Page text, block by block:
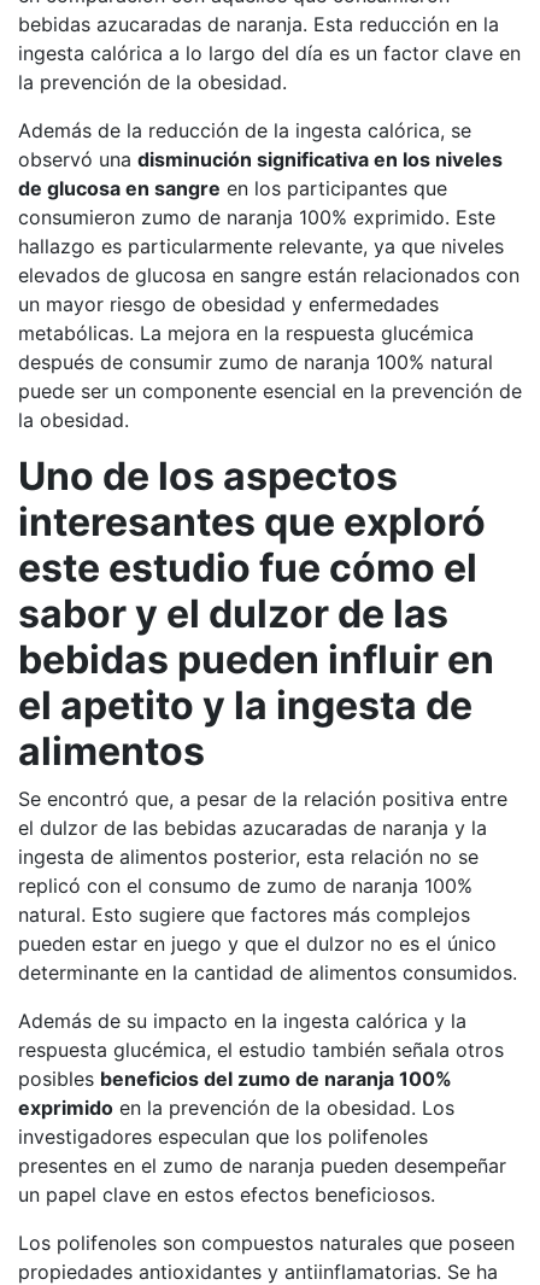
bebidas azucaradas de naranja. Esta reducción en la
ingesta calórica a lo largo del día es un factor clave en
la prevención de la obesidad.
Además de la reducción de la ingesta calórica, se
observó una disminución significativa en los niveles
de glucosa en sangre en los participantes que
consumieron zumo de naranja 100% exprimido. Este
hallazgo es particularmente relevante, ya que niveles
elevados de glucosa en sangre están relacionados con
un mayor riesgo de obesidad y enfermedades
metabólicas. La mejora en la respuesta glucémica
después de consumir zumo de naranja 100% natural
puede ser un componente esencial en la prevención de
la obesidad.
Uno de los aspectos
interesantes que exploró
este estudio fue cómo el
sabor y el dulzor de las
bebidas pueden influir en
el apetito y la ingesta de
alimentos
Se encontró que, a pesar de la relación positiva entre
el dulzor de las bebidas azucaradas de naranja y la
ingesta de alimentos posterior, esta relación no se
replicó con el consumo de zumo de naranja 100%
natural. Esto sugiere que factores más complejos
pueden estar en juego y que el dulzor no es el único
determinante en la cantidad de alimentos consumidos.
Además de su impacto en la ingesta calórica y la
respuesta glucémica, el estudio también señala otros
posibles beneficios del zumo de naranja 100%
exprimido en la prevención de la obesidad. Los
investigadores especulan que los polifenoles
presentes en el zumo de naranja pueden desempeñar
un papel clave en estos efectos beneficiosos.
Los polifenoles son compuestos naturales que poseen
propiedades antioxidantes y antiinflamatorias. Se ha